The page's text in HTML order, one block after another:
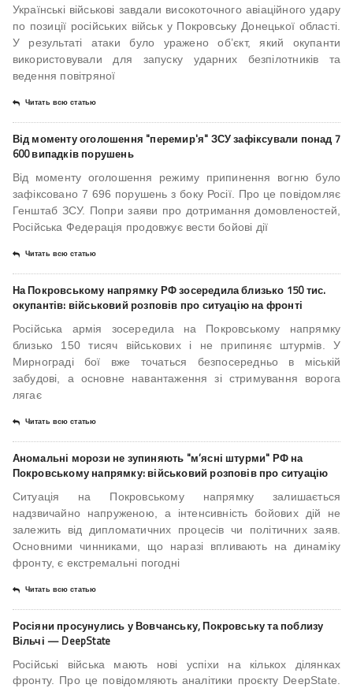
Українські військові завдали високоточного авіаційного удару
по позиції російських військ у Покровську Донецької області.
У результаті атаки було уражено об’єкт, який окупанти
використовували для запуску ударних безпілотників та
ведення повітряної
Читать всю статью
Від моменту оголошення "перемир'я" ЗСУ зафіксували понад 7
600 випадків порушень
Від моменту оголошення режиму припинення вогню було
зафіксовано 7 696 порушень з боку Росії. Про це повідомляє
Генштаб ЗСУ. Попри заяви про дотримання домовленостей,
Російська Федерація продовжує вести бойові дії
Читать всю статью
На Покровському напрямку РФ зосередила близько 150 тис.
окупантів: військовий розповів про ситуацію на фронті
Російська армія зосередила на Покровському напрямку
близько 150 тисяч військових і не припиняє штурмів. У
Мирнограді бої вже точаться безпосередньо в міській
забудові, а основне навантаження зі стримування ворога
лягає
Читать всю статью
Аномальні морози не зупиняють "м’ясні штурми" РФ на
Покровському напрямку: військовий розповів про ситуацію
Ситуація на Покровському напрямку залишається
надзвичайно напруженою, а інтенсивність бойових дій не
залежить від дипломатичних процесів чи політичних заяв.
Основними чинниками, що наразі впливають на динаміку
фронту, є екстремальні погодні
Читать всю статью
Росіяни просунулись у Вовчанську, Покровську та поблизу
Вільчі — DeepState
Російські війська мають нові успіхи на кількох ділянках
фронту. Про це повідомляють аналітики проєкту DeepState.